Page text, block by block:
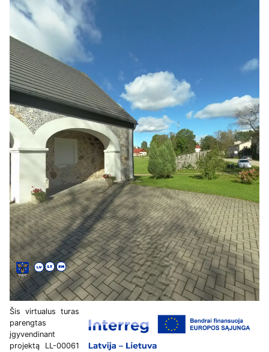
Šis virtualus turas
parengtas
įgyvendinant
projektą LL-00061